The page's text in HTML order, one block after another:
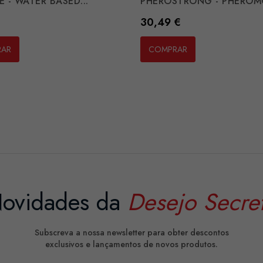
Preço
30,49 €
COMPRAR
da Desejo
Subscreva a nossa newsletter para obter descontos
exclusivos e lançamentos de novos produtos.